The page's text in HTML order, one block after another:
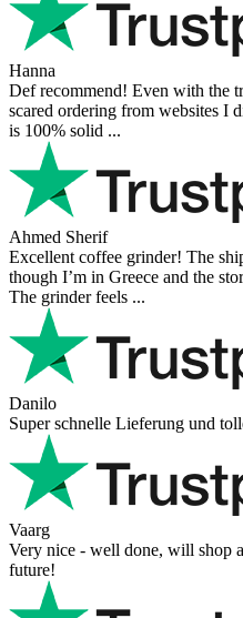
Hanna
Def recommend! Even with the
scared ordering from websites I
is 100% solid ...
Ahmed Sherif
Excellent coffee grinder! The
though I’m in Greece and the
The grinder feels ...
Danilo
Super schnelle Lieferung und
Vaarg
Very nice - well done, will shop
future!